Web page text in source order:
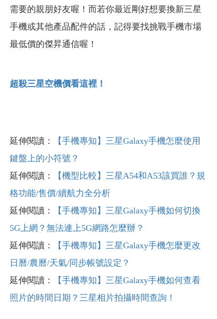
需要的親朋好友喔！而若你最近剛好想要換新三星
手機或其他產品配件的話，記得要找挑戰手機市場
最低價的傑昇通信喔！
超殺三星空機價看這裡！
延伸閱讀：
【手機專知】三星Galaxy手機怎麼使用
鍵盤上的小符號？
延伸閱讀：
【機型比較】三星A54和A53該買誰？規
格功能/售價/續航力全分析
延伸閱讀：
【手機專知】三星Galaxy手機如何切換
5G上網？無法連上5G網路怎麼辦？
延伸閱讀：
【手機專知】三星Galaxy手機怎麼更改
日曆/農曆/天氣/同步帳號設定？
延伸閱讀：
【手機專知】三星Galaxy手機如何查看
照片的時間日期？三星相片拍攝時間查詢！